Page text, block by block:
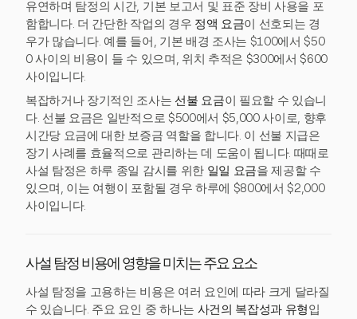
유연하며 탐정의 시간, 기본 보고서 및 표준 장비 사용을 포
함합니다. 더 간단한 작업의 경우 정액 요금이 선호되는 경
우가 많습니다. 예를 들어, 기본 배경 조사는 $100에서 $50
0 사이의 비용이 들 수 있으며, 위치 추적은 $300에서 $600
사이입니다.
복잡하거나 장기적인 조사는선불 요금이 필요할 수 있습니
다. 선불 요금은 일반적으로 $500에서 $5,000 사이로, 향후
시간당 요금에 대한 보증금 역할을 합니다. 이 선불 지급은
장기 사례를 효율적으로 관리하는 데 도움이 됩니다. 때때로
사설 탐정은 하루 종일 감시를 위한 일일 요금을 제공할 수
있으며, 이는 여행이 포함될 경우 하루에 $800에서 $2,000
사이입니다.
사설 탐정 비용에 영향을 미치는 주요 요소
사설 탐정을 고용하는 비용은 여러 요인에 따라 크게 달라질
수 있습니다. 주요 요인 중 하나는 사건의 복잡성과 유형입